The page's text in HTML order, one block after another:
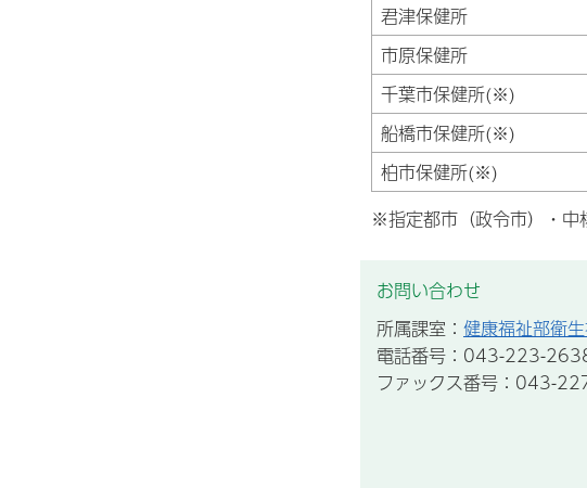
君津保健所
市原保健所
千葉市保健所(※)
船橋市保健所(※)
柏市保健所(※)
※指定都市（政令市）・中
お問い合わせ
所属課室： 健康福祉部衛
電話番号：043-223-
ファックス番号：043-